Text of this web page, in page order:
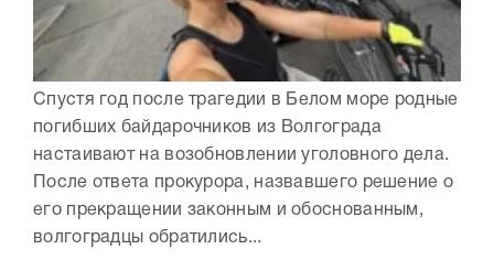
Спустя год после трагедии в Белом море родные
погибших байдарочников из Волгограда
настаивают на возобновлении уголовного дела.
После ответа прокурора, назвавшего решение о
его прекращении законным и обоснованным,
волгоградцы обратились...